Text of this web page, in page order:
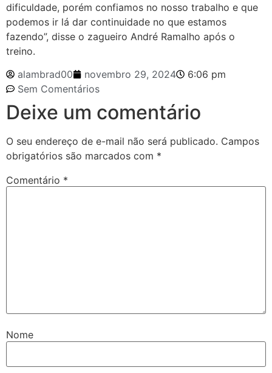
dificuldade, porém confiamos no nosso trabalho e que
podemos ir lá dar continuidade no que estamos
fazendo”, disse o zagueiro André Ramalho após o
treino.
alambrad00
novembro 29, 2024
6:06 pm
Sem Comentários
Deixe um comentário
O seu endereço de e-mail não será publicado. Campos
obrigatórios são marcados com *
Comentário *
Nome